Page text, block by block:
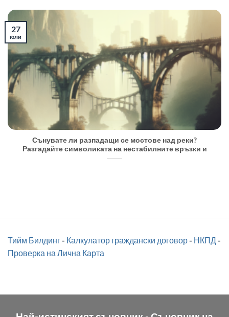
Сънувате ли разпадащи се мостове над реки?
Разгадайте символиката на нестабилните връзки и
27
юли
Тийм Билдинг- Калкулатор граждански договор- НКПД-
Проверка на Лична Карта